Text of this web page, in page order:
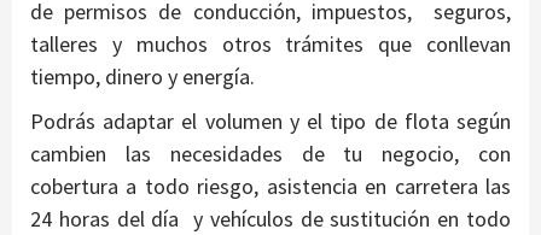
de permisos de conducción, impuestos, seguros,
talleres y muchos otros trámites que conllevan
tiempo, dinero y energía.
Podrás adaptar el volumen y el tipo de flota según
cambien las necesidades de tu negocio, con
cobertura a todo riesgo, asistencia en carretera las
24 horas del día y vehículos de sustitución en todo